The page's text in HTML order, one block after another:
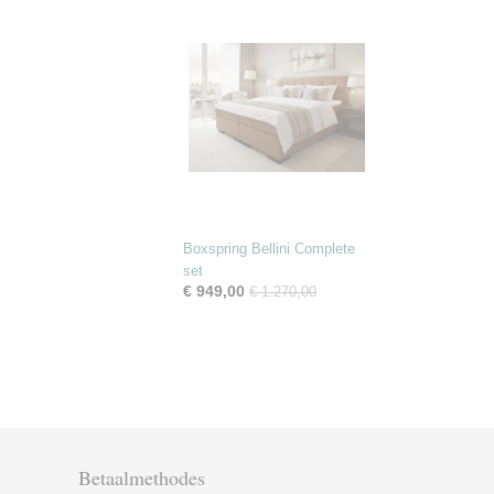
Boxspring Bellini Complete
set
€ 949,00 € 1.270,00
Betaalmethodes